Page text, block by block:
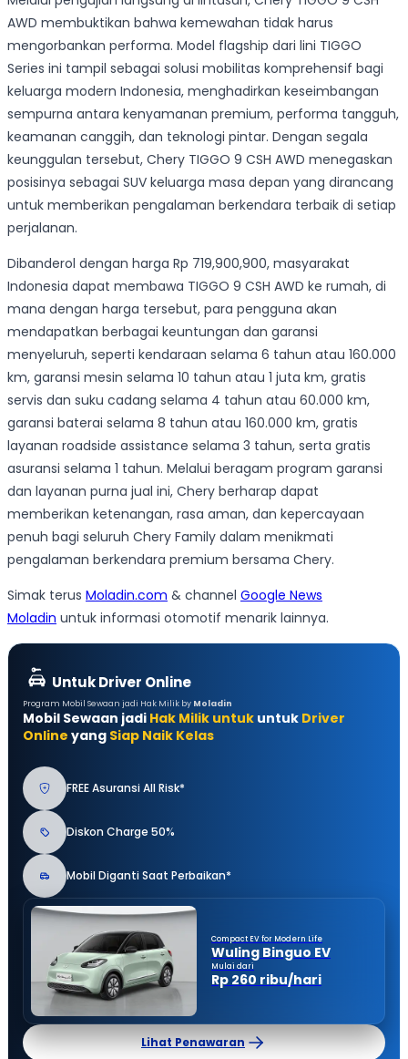
AWD membuktikan bahwa kemewahan tidak harus
mengorbankan performa. Model flagship dari lini TIGGO
Series ini tampil sebagai solusi mobilitas komprehensif bagi
keluarga modern Indonesia, menghadirkan keseimbangan
sempurna antara kenyamanan premium, performa tangguh,
keamanan canggih, dan teknologi pintar. Dengan segala
keunggulan tersebut, Chery TIGGO 9 CSH AWD menegaskan
posisinya sebagai SUV keluarga masa depan yang dirancang
untuk memberikan pengalaman berkendara terbaik di setiap
perjalanan.
Dibanderol dengan harga Rp 719,900,900, masyarakat
Indonesia dapat membawa TIGGO 9 CSH AWD ke rumah, di
mana dengan harga tersebut, para pengguna akan
mendapatkan berbagai keuntungan dan garansi
menyeluruh, seperti kendaraan selama 6 tahun atau 160.000
km, garansi mesin selama 10 tahun atau 1 juta km, gratis
servis dan suku cadang selama 4 tahun atau 60.000 km,
garansi baterai selama 8 tahun atau 160.000 km, gratis
layanan roadside assistance selama 3 tahun, serta gratis
asuransi selama 1 tahun. Melalui beragam program garansi
dan layanan purna jual ini, Chery berharap dapat
memberikan ketenangan, rasa aman, dan kepercayaan
penuh bagi seluruh Chery Family dalam menikmati
pengalaman berkendara premium bersama Chery.
Simak terus Moladin.com & channel Google News
Moladin untuk informasi otomotif menarik lainnya.
Untuk Driver Online
Program Mobil Sewaan jadi Hak Milik by Moladin
Mobil Sewaan jadi Hak Milik untuk untuk Driver
Online yang Siap Naik Kelas
FREE Asuransi All Risk*
Diskon Charge 50%
Mobil Diganti Saat Perbaikan*
Compact EV for Modern Life
Wuling Binguo EV
Mulai dari
Rp 260 ribu/hari
Lihat Penawaran